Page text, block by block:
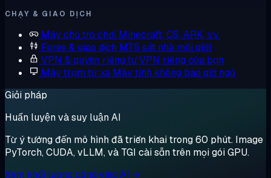
CHẠY & GIAO DỊCH
Máy chủ trò chơi Minecraft, CS, ARK, v.v.
Forex & giao dịch MT5 sát nhà môi giới
VPN & quyền riêng tưVPN riêng của bạn
Máy trạm từ xa Máy tính không bao giờ ngủ
Giải pháp
Huấn luyện và suy luận AI
Từ ý tưởng đến mô hình đã triển khai trong 60 phút. Image
PyTorch, CUDA, vLLM, và TGI cài sẵn trên mọi gói GPU.
Xem khối lượng công việc AI →